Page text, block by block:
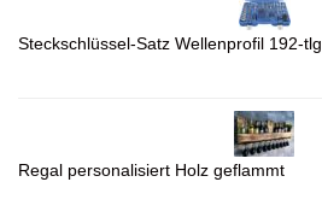
Steckschlüssel-Satz Wellenprofil 192-tlg
Regal personalisiert Holz geflammt